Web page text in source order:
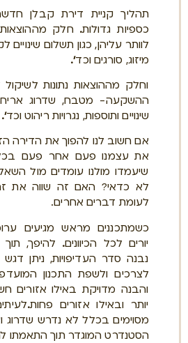
תהליך קניית דירת קבלן
כספיות גדולות.חלק
לוותר עליהן, כגון תשלום שינויים
מיזוג, סורגים וכד'.
וחלק מההוצאות נתונות
ההשקעה- מטבח, שדרוג
שינויים ותוספות, נגרויות ריהוט וכד'.
אם חשוב לנו להפוך את הדירה
את עצמנו פעם אחר פעם
שיעמדו מולנו עומדים מול
לא כדאי? האם זה שווה את
לעומת דברים אחרים.
כשמתכננים מראש מגיעים
יורים לכל הכיוונים. להיפך, תוך
נבנה סדר העדיפויות, ניתן
לצרכים ולשפת התכנון
והבנה מדויקת באילו אזורים
יותר ובאילו אזורים פחות.
מסוימים בכלל לא נדרש
הסטנדרט המוגדר תוך התאמתו